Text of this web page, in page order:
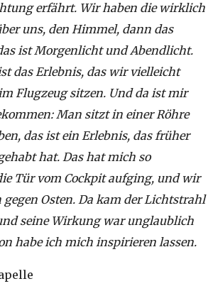
erfährt. Wir haben die wirklich
uns, den Himmel, dann das
ist Morgenlicht und Abendlicht.
das Erlebnis, das wir vielleicht
Flugzeug sitzen. Und da ist mir
Man sitzt in einer Röhre
das ist ein Erlebnis, das früher
hat. Das hat mich so
Tür vom Cockpit aufging, und wir
Osten. Da kam der Lichtstrahl
seine Wirkung war unglaublich
habe ich mich inspirieren lassen.